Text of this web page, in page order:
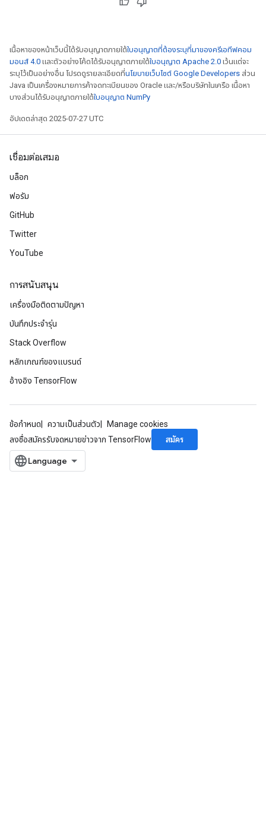
เนื้อหาของหน้าเว็บนี้ได้รับอนุญาตภายใต้ใบอนุญาตที่ต้องระบุที่มาของครีเอทีฟคอม
มอนส์ 4.0 และตัวอย่างโค้ดได้รับอนุญาตภายใต้ใบอนุญาต Apache 2.0 เว้นแต่จะ
ระบุไว้เป็นอย่างอื่น โปรดดูรายละเอียดที่นโยบายเว็บไซต์ Google Developers ส่วน
Java เป็นเครื่องหมายการค้าจดทะเบียนของ Oracle และ/หรือบริษัทในเครือ เนื้อหา
บางส่วนได้รับอนุญาตภายใต้ใบอนุญาต NumPy
อัปเดตล่าสุด 2025-07-27 UTC
เชื่อมต่อเสมอ
บล็อก
ฟอรัม
GitHub
Twitter
YouTube
การสนับสนุน
เครื่องมือติดตามปัญหา
บันทึกประจำรุ่น
Stack Overflow
หลักเกณฑ์ของแบรนด์
อ้างอิง TensorFlow
ข้อกำหนด ความเป็นส่วนตัว
Manage cookies
ลงชื่อสมัครรับจดหมายข่าวจาก TensorFlow
สมัคร